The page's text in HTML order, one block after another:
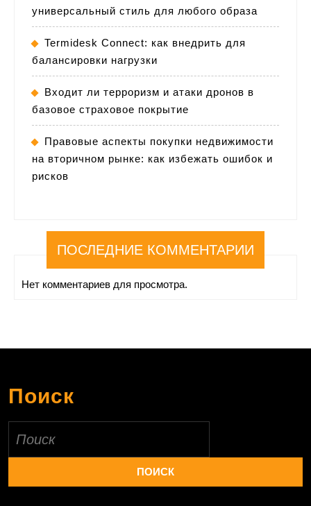
универсальный стиль для любого образа
Termidesk Connect: как внедрить для
балансировки нагрузки
Входит ли терроризм и атаки дронов в
базовое страховое покрытие
Правовые аспекты покупки недвижимости
на вторичном рынке: как избежать ошибок и
рисков
ПОСЛЕДНИЕ КОММЕНТАРИИ
Нет комментариев для просмотра.
Поиск